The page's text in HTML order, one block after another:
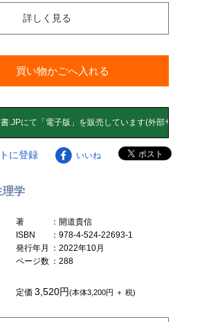
詳しく見る
買い物かごへ入れる
に登録 いいね
理学
著
：開道貴信
ISBN
：978-4-524-22693-1
発行年月
：2022年10月
ページ数 ：288
定価3,520円(本体3,200円 ＋ 税)